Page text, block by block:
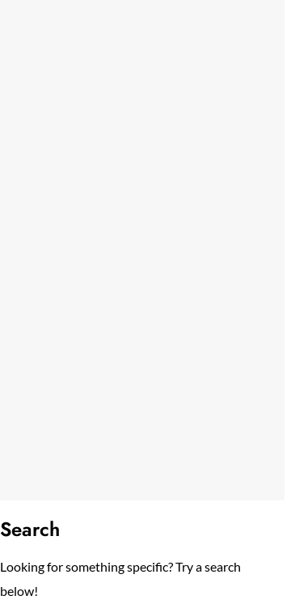
Search
Looking for something specific? Try a search
below!